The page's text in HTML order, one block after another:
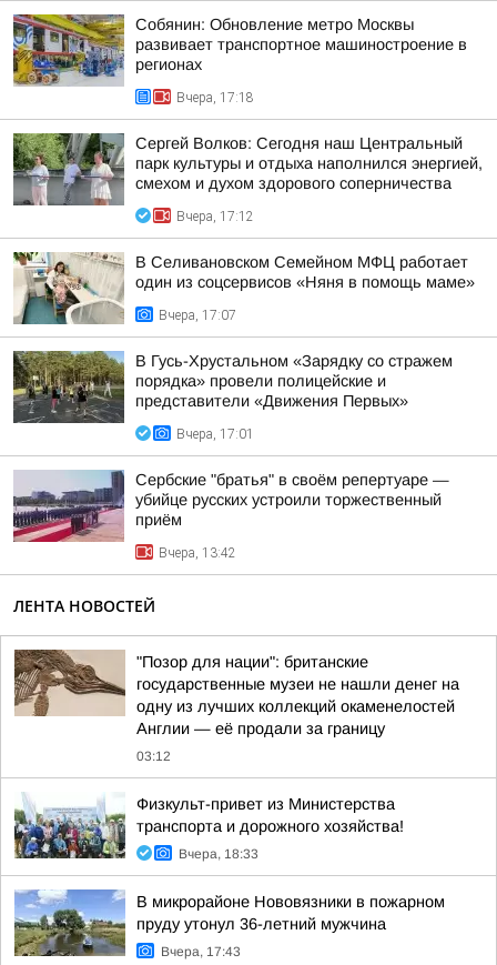
Собянин: Обновление метро Москвы
развивает транспортное машиностроение в
регионах
Вчера, 17:18
Сергей Волков: Сегодня наш Центральный
парк культуры и отдыха наполнился энергией,
смехом и духом здорового соперничества
Вчера, 17:12
В Селивановском Семейном МФЦ работает
один из соцсервисов «Няня в помощь маме»
Вчера, 17:07
В Гусь-Хрустальном «Зарядку со стражем
порядка» провели полицейские и
представители «Движения Первых»
Вчера, 17:01
Сербские "братья" в своём репертуаре —
убийце русских устроили торжественный
приём
Вчера, 13:42
ЛЕНТА НОВОСТЕЙ
"Позор для нации": британские
государственные музеи не нашли денег на
одну из лучших коллекций окаменелостей
Англии — её продали за границу
03:12
Физкульт-привет из Министерства
транспорта и дорожного хозяйства!
Вчера, 18:33
В микрорайоне Нововязники в пожарном
пруду утонул 36-летний мужчина
Вчера, 17:43